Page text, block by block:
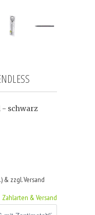
- schwarz
& zzgl. Versand
Zahlarten & Versand